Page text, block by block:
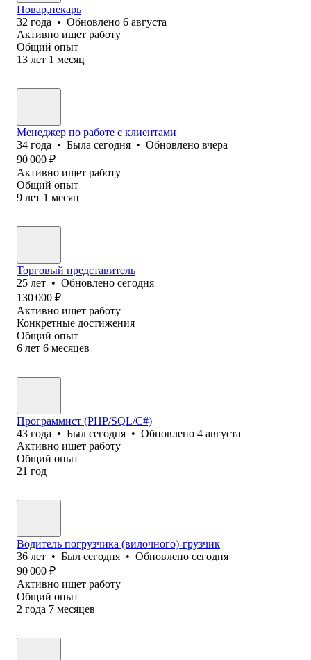
Повар,пекарь
32 года • Обновлено 6 августа
Активно ищет работу
Общий опыт
13 лет 1 месяц
Менеджер по работе с клиентами
34 года • Была сегодня • Обновлено вчера
90 000 ₽
Активно ищет работу
Общий опыт
9 лет 1 месяц
Торговый представитель
25 лет • Обновлено сегодня
130 000 ₽
Активно ищет работу
Конкретные достижения
Общий опыт
6 лет 6 месяцев
Программист (PHP/SQL/C#)
43 года • Был сегодня • Обновлено 4 августа
Активно ищет работу
Общий опыт
21 год
Водитель погрузчика (вилочного)-грузчик
36 лет • Был сегодня • Обновлено сегодня
90 000 ₽
Активно ищет работу
Общий опыт
2 года 7 месяцев